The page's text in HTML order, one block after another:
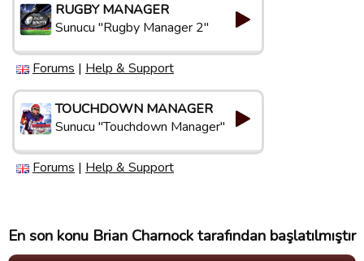
RUGBY MANAGER
Sunucu "Rugby Manager 2"
Forums | Help & Support
TOUCHDOWN MANAGER
Sunucu "Touchdown Manager"
Forums | Help & Support
En son konu Brian Charnock tarafından başlatılmıştır